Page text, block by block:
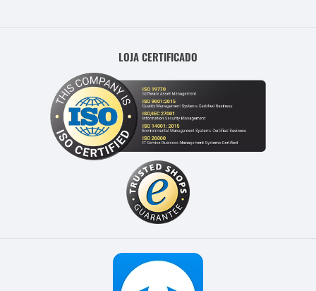
LOJA CERTIFICADO